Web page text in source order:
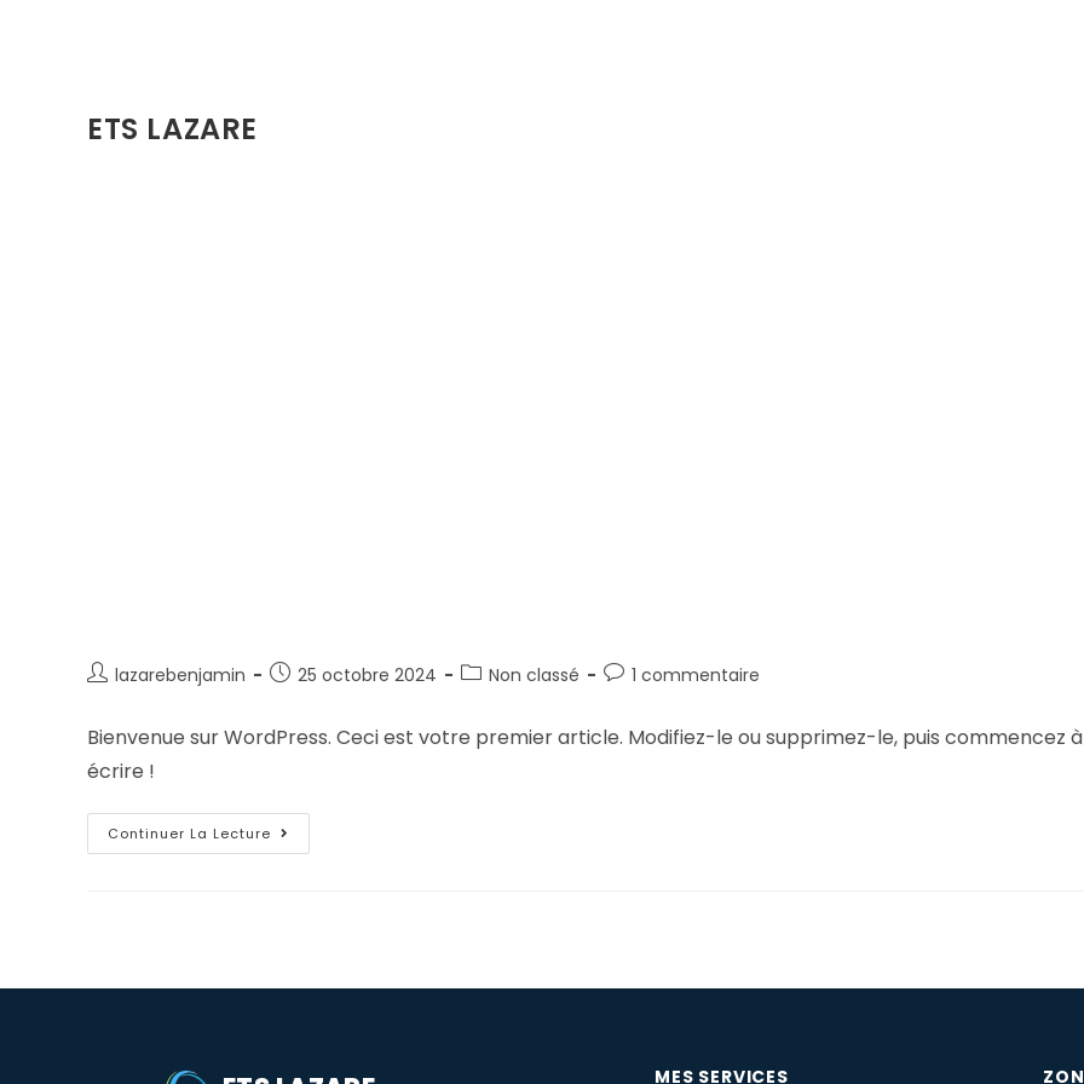
ETS LAZARE
lazarebenjamin 25 octobre 2024 Non classé 1 commentaire
Bienvenue sur WordPress. Ceci est votre premier article. Modifiez-le ou supprimez-le, puis commencez à
écrire !
Continuer La Lecture
MES SERVICES